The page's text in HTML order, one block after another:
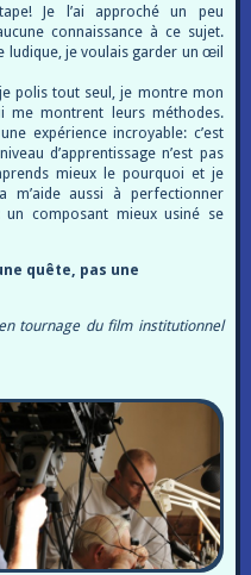
Je l’ai approché un peu
connaissance à ce sujet.
ludique, je voulais garder un œil
polis tout seul, je montre mon
me montrent leurs méthodes.
expérience incroyable: c’est
d’apprentissage n’est pas
mieux le pourquoi et je
m’aide aussi à perfectionner
un composant mieux usiné se
quête, pas une
tournage du film institutionnel